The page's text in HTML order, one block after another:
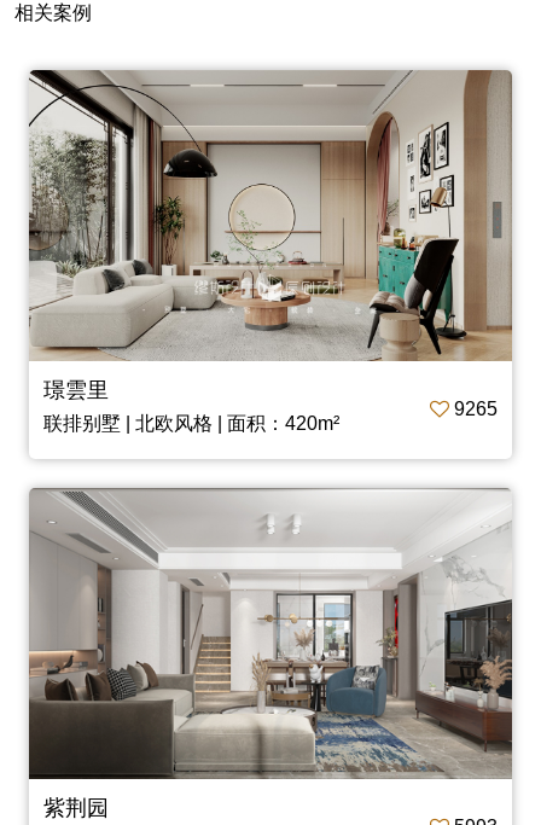
相关案例
璟雲里
联排别墅 | 北欧风格 | 面积：420m²
9265
紫荆园